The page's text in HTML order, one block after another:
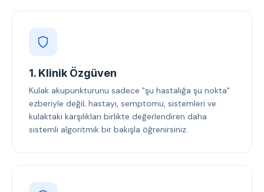
1. Klinik Özgüven
Kulak akupunkturunu sadece "şu hastalığa şu nokta"
ezberiyle değil; hastayı, semptomu, sistemleri ve
kulaktaki karşılıkları birlikte değerlendiren daha
sistemli algoritmik bir bakışla öğrenirsiniz.